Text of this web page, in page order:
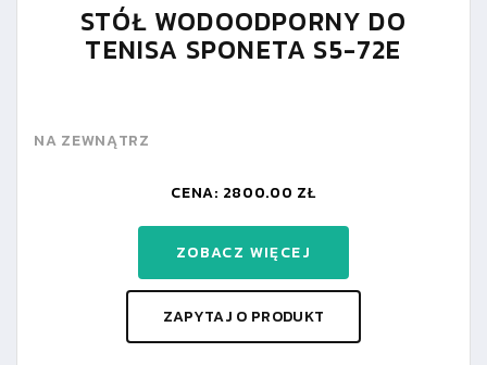
STÓŁ WODOODPORNY DO
TENISA SPONETA S5-72E
NA ZEWNĄTRZ
CENA: 2800.00 ZŁ
ZOBACZ WIĘCEJ
ZAPYTAJ O PRODUKT